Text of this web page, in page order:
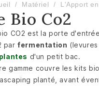
Matériel L'Apport
Bio Co2
CO2 est la porte
parfermentation
plantes d'un petit bac.
gamme couvre les kits
planté, avant